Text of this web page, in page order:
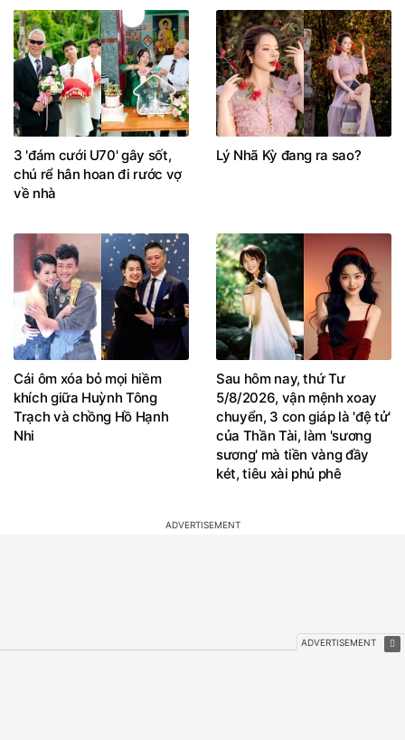
3 'đám cưới U70' gây sốt,
chú rể hân hoan đi rước vợ
về nhà
Lý Nhã Kỳ đang ra sao?
Cái ôm xóa bỏ mọi hiềm
khích giữa Huỳnh Tông
Trạch và chồng Hồ Hạnh
Nhi
Sau hôm nay, thứ Tư
5/8/2026, vận mệnh xoay
chuyển, 3 con giáp là 'đệ tử'
của Thần Tài, làm 'sương
sương' mà tiền vàng đầy
két, tiêu xài phủ phê